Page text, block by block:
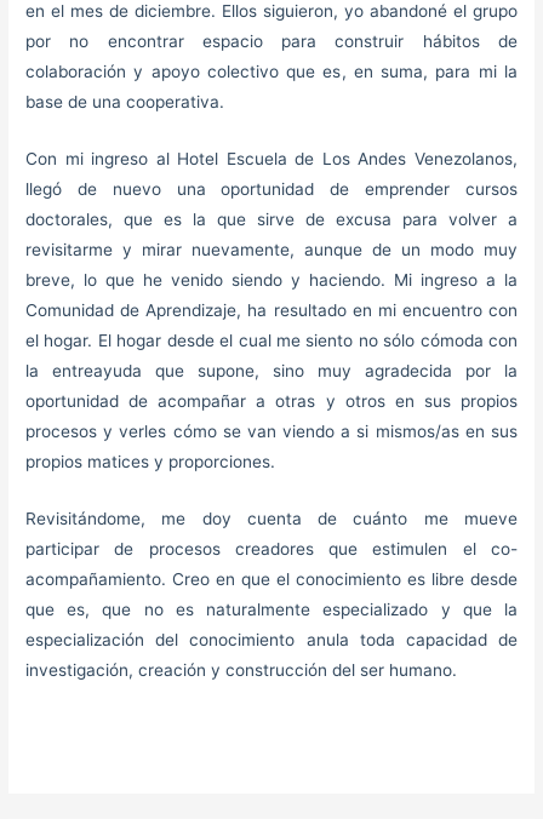
en el mes de diciembre. Ellos siguieron, yo abandoné el grupo
por no encontrar espacio para construir hábitos de
colaboración y apoyo colectivo que es, en suma, para mi la
base de una cooperativa.
Con mi ingreso al Hotel Escuela de Los Andes Venezolanos,
llegó de nuevo una oportunidad de emprender cursos
doctorales, que es la que sirve de excusa para volver a
revisitarme y mirar nuevamente, aunque de un modo muy
breve, lo que he venido siendo y haciendo. Mi ingreso a la
Comunidad de Aprendizaje, ha resultado en mi encuentro con
el hogar. El hogar desde el cual me siento no sólo cómoda con
la entreayuda que supone, sino muy agradecida por la
oportunidad de acompañar a otras y otros en sus propios
procesos y verles cómo se van viendo a si mismos/as en sus
propios matices y proporciones.
Revisitándome, me doy cuenta de cuánto me mueve
participar de procesos creadores que estimulen el co-
acompañamiento. Creo en que el conocimiento es libre desde
que es, que no es naturalmente especializado y que la
especialización del conocimiento anula toda capacidad de
investigación, creación y construcción del ser humano.